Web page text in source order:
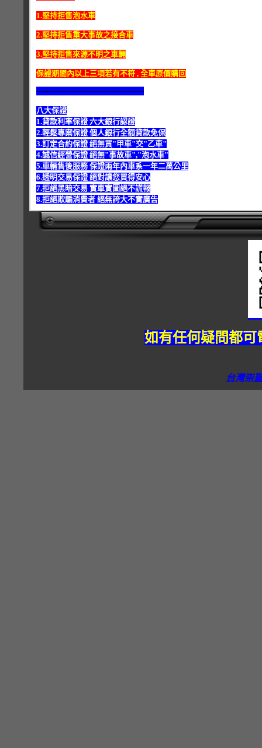
1.堅持拒售泡水車
2.堅持拒售重大事故之接合車
3.堅持拒售來源不明之車輛
保證期間內以上三項若有不符 , 全車原價購回
----------------------------------------------
八大保證
1.貸款利率保證 六大銀行認證
2.輕鬆專案保證 個人銀行全額貸款免保
3.訂定合約保證 絕無買"甲車"交"乙車"
4.誠信經營保證 絕無"事故車","泡水車"
5.車輛售後服務 保證兩年內車系一年二萬公里
6.透明交易保證 絕對讓您買得安心
7.拒絕黑暗交易 實車實圖絕不謊報
8.拒絕欺騙消費者 絕無誇大不實廣告
如有任何疑問都
台灣崇